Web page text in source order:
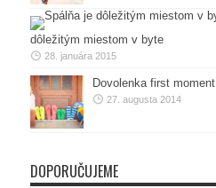
dôležitým miestom v byte
28. januára 2015
Dovolenka first moment
27. augusta 2014
DOPORUČUJEME